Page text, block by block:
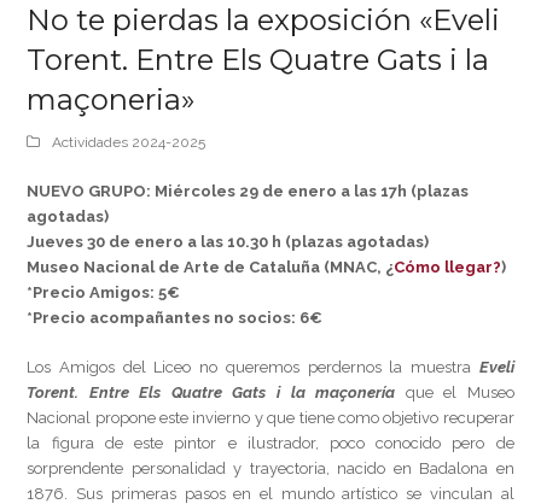
No te pierdas la exposición «Eveli
Torent. Entre Els Quatre Gats i la
maçoneria»
Actividades 2024-2025
NUEVO GRUPO: Miércoles 29 de enero a las 17h (plazas
agotadas)
Jueves 30 de enero a las 10.30 h (plazas agotadas)
Museo Nacional de Arte de Cataluña (MNAC, ¿Cómo llegar?)
*Precio Amigos: 5€
*Precio acompañantes no socios: 6€
Los Amigos del Liceo no queremos perdernos la muestra Eveli
Torent. Entre Els Quatre Gats i la maçonería que el Museo
Nacional propone este invierno y que tiene como objetivo recuperar
la figura de este pintor e ilustrador, poco conocido pero de
sorprendente personalidad y trayectoria, nacido en Badalona en
1876. Sus primeras pasos en el mundo artístico se vinculan al